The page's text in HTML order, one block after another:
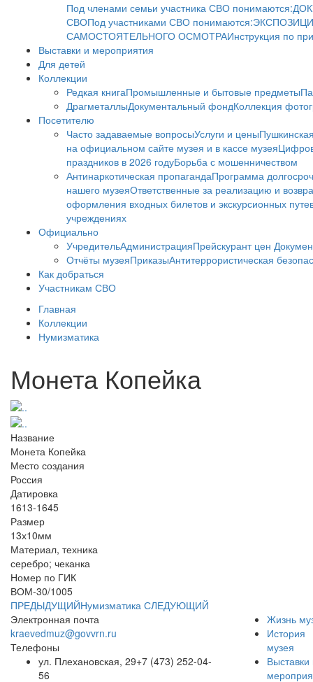
Под членами семьи участника СВО понимаются:
СВОПод участниками СВО понимаются:
САМОСТОЯТЕЛЬНОГО ОСМОТРАИнструкция по
Выставки и мероприятия
Для детей
Коллекции
Редкая книгаПромышленные и бытовые предметы
ДрагметаллыДокументальный фондКоллекция
Посетителю
Часто задаваемые вопросыУслуги и цены
на официальном сайте музея и в кассе музея
праздников в 2026 годуБорьба с мошенничеством
Антинаркотическая пропагандаПрограмма
нашего музеяОтветственные за реализацию и
оформления входных билетов и экскурсионных
учреждениях
Официально
УчредительАдминистрацияПрейскурант цен
Отчёты музеяПриказыАнтитеррористическая
Как добраться
Участникам СВО
Главная
Коллекции
Нумизматика
Монета Копейка
Название
Монета Копейка
Место создания
Россия
Датировка
1613-1645
Размер
13х10мм
Материал, техника
серебро; чеканка
Номер по ГИК
ВОМ-30/1005
ПРЕДЫДУЩИЙНумизматика СЛЕДУЮЩИЙ
Электронная почта
kraevedmuz@govvrn.ru
Телефоны
ул. Плехановская, 29+7 (473) 252-04-
56
Жизнь
История
музея
Выставки